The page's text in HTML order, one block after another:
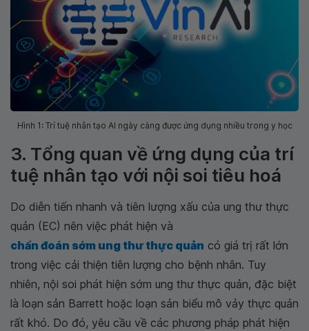
Hình 1: Trí tuệ nhân tạo AI ngày càng được ứng dụng nhiều trong y học
3. Tổng quan về ứng dụng của trí
tuệ nhân tạo với nội soi tiêu hoá
Do diễn tiến nhanh và tiên lượng xấu của ung thư thực
quản (EC) nên việc phát hiện và
chẩn đoán sớm ung thư thực quản có giá trị rất lớn
trong việc cải thiện tiên lượng cho bệnh nhân. Tuy
nhiên, nội soi phát hiện sớm ung thư thực quản, đặc biệt
là loạn sản Barrett hoặc loạn sản biểu mô vảy thực quản
rất khó. Do đó, yêu cầu về các phương pháp phát hiện